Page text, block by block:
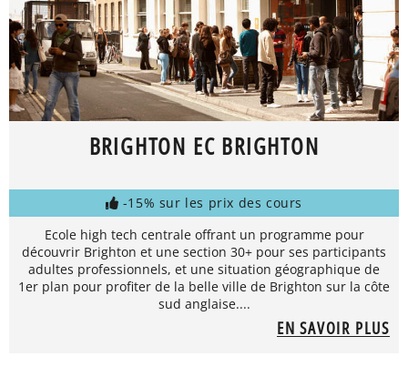
BRIGHTON EC BRIGHTON
-15% sur les prix des cours
Ecole high tech centrale offrant un programme pour
découvrir Brighton et une section 30+ pour ses participants
adultes professionnels, et une situation géographique de
1er plan pour profiter de la belle ville de Brighton sur la côte
sud anglaise....
EN SAVOIR PLUS